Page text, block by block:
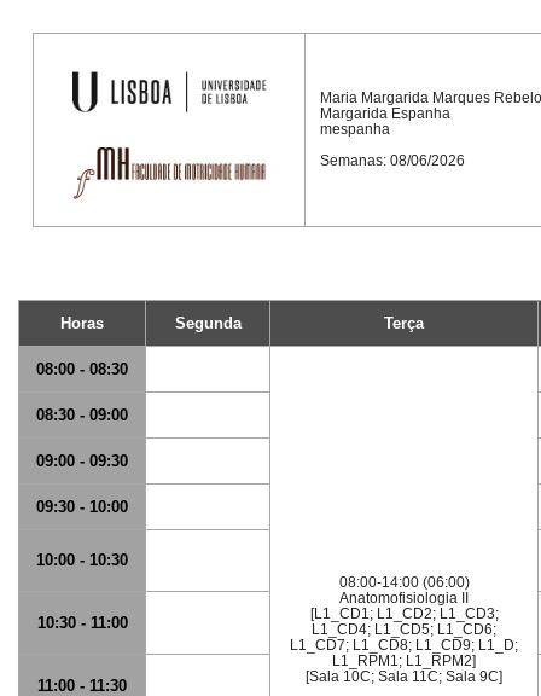
Maria Margarida Marques
Margarida Espanha
mespanha
Semanas: 08/06/2026
Horas Segunda Terça
08:00 - 08:30
08:00-14:00 (06:00)
Anatomofisiologia II
[L1_CD1; L1_CD2; L1_CD3;
L1_CD4; L1_CD5; L1_CD6;
L1_CD7; L1_CD8; L1_CD9; L1_D;
L1_RPM1; L1_RPM2]
[Sala 10C; Sala 11C; Sala 9C]
08:30 - 09:00
09:00 - 09:30
09:30 - 10:00
10:00 - 10:30
10:30 - 11:00
11:00 - 11:30